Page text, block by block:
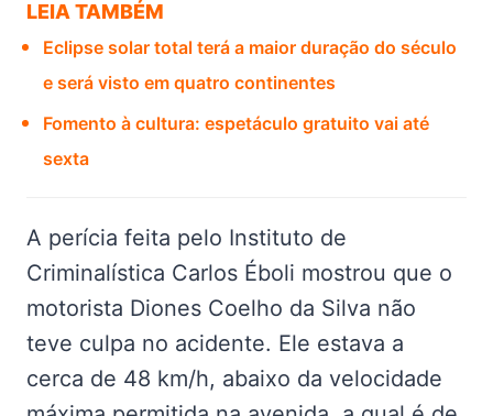
LEIA TAMBÉM
Eclipse solar total terá a maior duração do século
e será visto em quatro continentes
Fomento à cultura: espetáculo gratuito vai até
sexta
A perícia feita pelo Instituto de
Criminalística Carlos Éboli mostrou que o
motorista Diones Coelho da Silva não
teve culpa no acidente. Ele estava a
cerca de 48 km/h, abaixo da velocidade